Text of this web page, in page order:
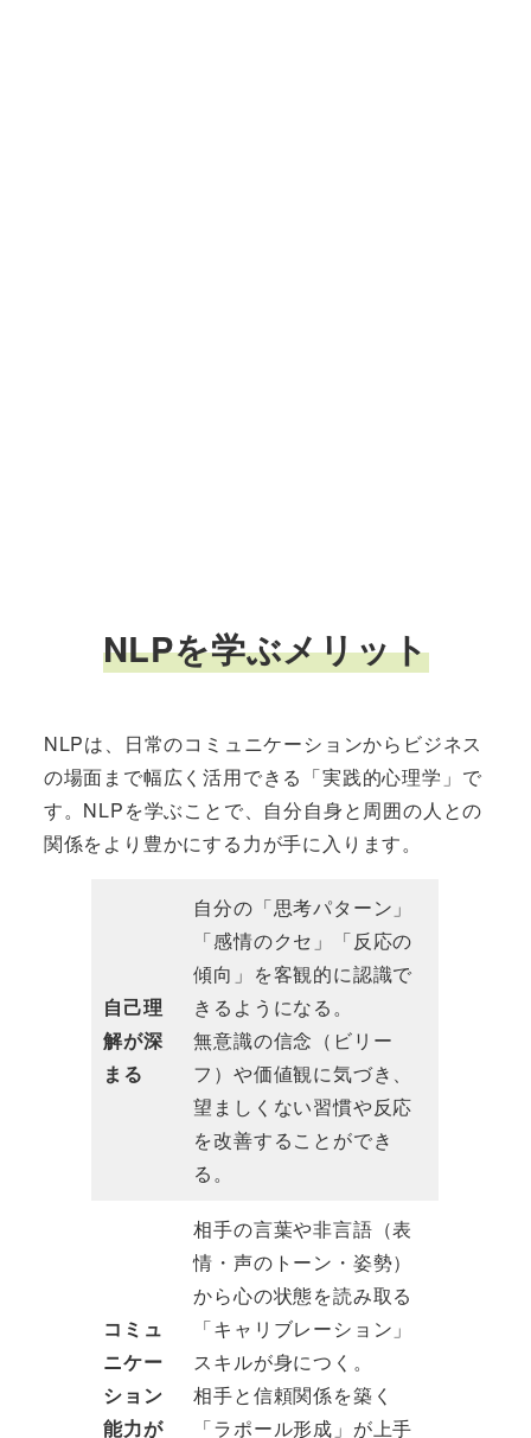
NLPを学ぶメリット
NLPは、日常のコミュニケーションからビジネス
の場面まで幅広く活用できる「実践的心理学」で
す。NLPを学ぶことで、自分自身と周囲の人との
関係をより豊かにする力が手に入ります。
自己理
解が深
まる
自分の「思考パターン」
「感情のクセ」「反応の
傾向」を客観的に認識で
きるようになる。
無意識の信念（ビリー
フ）や価値観に気づき、
望ましくない習慣や反応
を改善することができ
る。
コミュ
ニケー
ション
能力が
相手の言葉や非言語（表
情・声のトーン・姿勢）
から心の状態を読み取る
「キャリブレーション」
スキルが身につく。
相手と信頼関係を築く
「ラポール形成」が上手